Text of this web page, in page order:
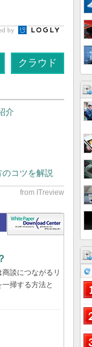
by
クラウド
介
のコツを解説
談につながるリ
掃する方法と